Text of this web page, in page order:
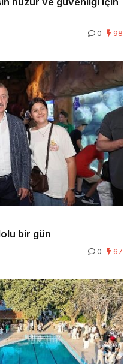
0 98
bir gün
0 67